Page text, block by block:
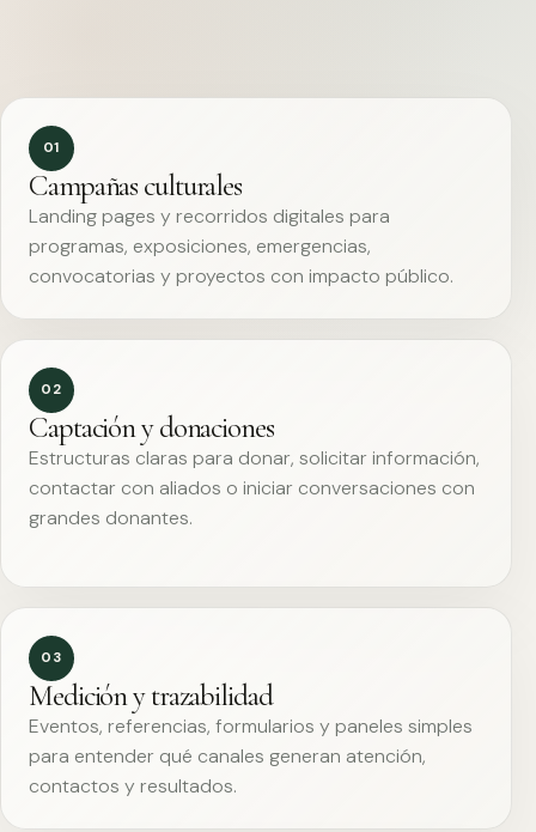
01
Campañas culturales
Landing pages y recorridos digitales para
programas, exposiciones, emergencias,
convocatorias y proyectos con impacto público.
02
Captación y donaciones
Estructuras claras para donar, solicitar información,
contactar con aliados o iniciar conversaciones con
grandes donantes.
03
Medición y trazabilidad
Eventos, referencias, formularios y paneles simples
para entender qué canales generan atención,
contactos y resultados.